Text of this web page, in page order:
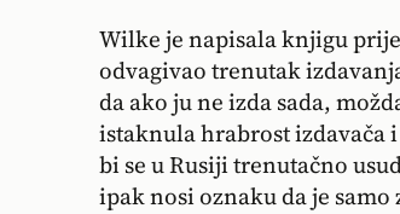
Wilke je napisala knjigu
odvagivao trenutak
da ako ju ne izda sada,
istaknula hrabrost izdavača
bi se u Rusiji trenutačno
ipak nosi oznaku da je samo